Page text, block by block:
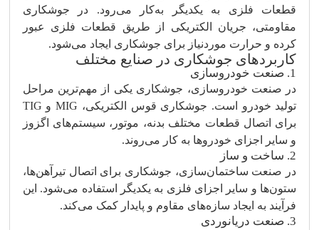
قطعات فلزی به یکدیگر به‌کار می‌رود. در جوشکاری
مقاومتی، جریان الکتریکی از طریق قطعات فلزی عبور
کرده و حرارت موردنیاز برای جوشکاری ایجاد می‌شود.
کاربردهای جوشکاری در صنایع مختلف
1. صنعت خودروسازی
در صنعت خودروسازی، جوشکاری یکی از مهم‌ترین مراحل
تولید خودرو است. جوشکاری قوس الکتریکی، MIG و TIG
برای اتصال قطعات مختلف بدنه، موتور، سیستم‌های اگزوز
و سایر اجزای خودروها به کار می‌روند.
2. ساخت و ساز
در صنعت ساختمان‌سازی، جوشکاری برای اتصال تیرآهن‌ها،
ستون‌ها و سایر اجزای فلزی به یکدیگر استفاده می‌شود. این
فرآیند به ایجاد سازه‌های مقاوم و پایدار کمک می‌کند.
3. صنعت دریانوردی